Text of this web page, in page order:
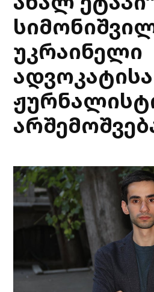
უკრაინელი